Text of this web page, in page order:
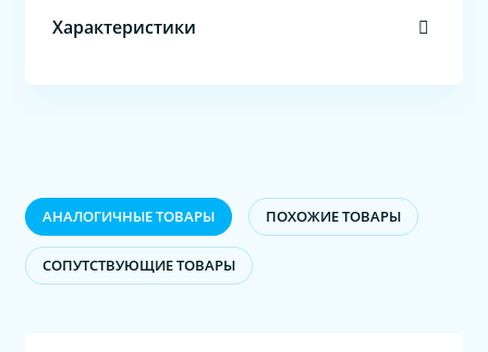
Характеристики
АНАЛОГИЧНЫЕ ТОВАРЫ ПОХОЖИЕ ТОВАРЫ
CОПУТСТВУЮЩИЕ ТОВАРЫ